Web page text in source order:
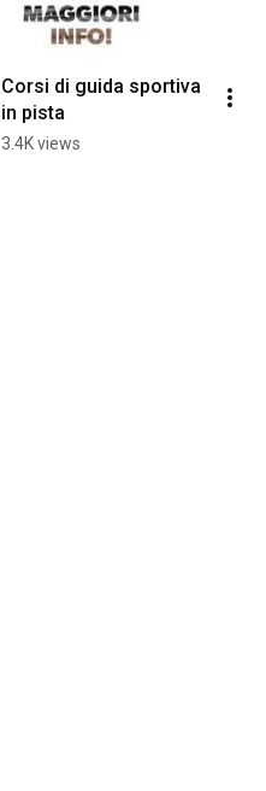
Corsi di guida sportiva
in pista
3.4K views